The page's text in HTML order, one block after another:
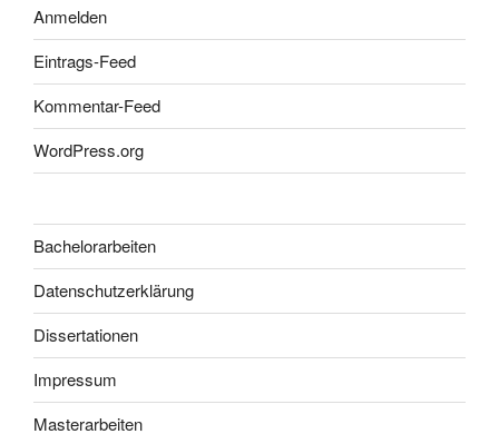
Anmelden
Eintrags-Feed
Kommentar-Feed
WordPress.org
Bachelorarbeiten
Datenschutzerklärung
Dissertationen
Impressum
Masterarbeiten